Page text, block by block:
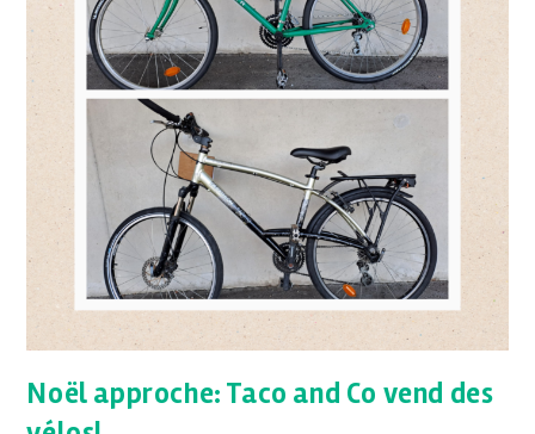
Noël approche: Taco and Co vend des